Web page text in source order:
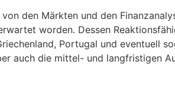
den Märkten und den
worden. Dessen
Portugal und eventuell
auch die mittel- und langfristigen